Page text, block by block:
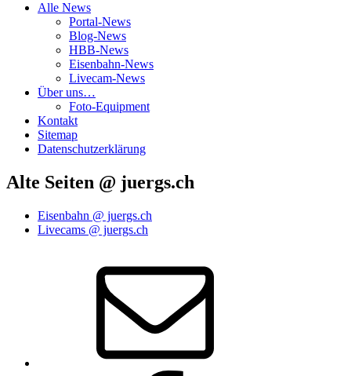
Alle News
Portal-News
Blog-News
HBB-News
Eisenbahn-News
Livecam-News
Über uns…
Foto-Equipment
Kontakt
Sitemap
Datenschutzerklärung
Alte Seiten @ juergs.ch
Eisenbahn @ juergs.ch
Livecams @ juergs.ch